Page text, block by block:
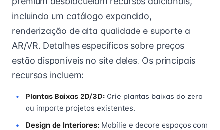
incluindo um catálogo expandido,
renderização de alta qualidade e suporte a
AR/VR. Detalhes específicos sobre preços
estão disponíveis no site deles. Os principais
recursos incluem:
Plantas Baixas 2D/3D: Crie plantas baixas do zero
ou importe projetos existentes.
Design de Interiores: Mobílie e decore espaços com